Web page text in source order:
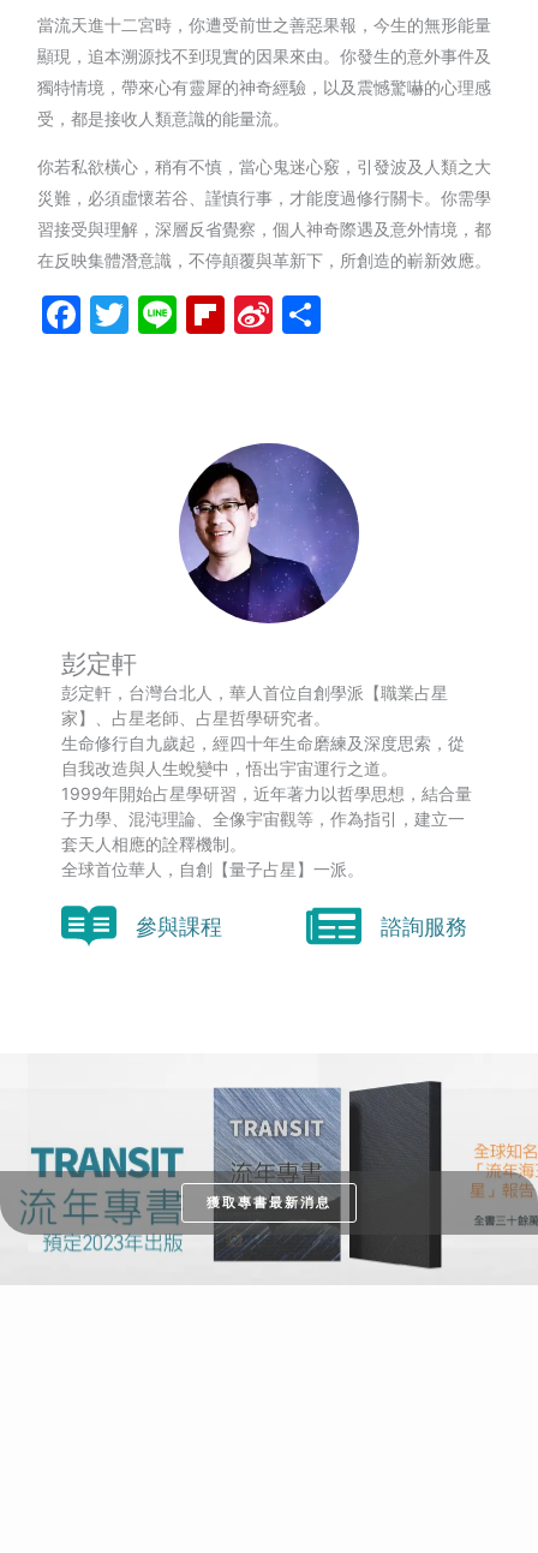
當流天進十二宮時，你遭受前世之善惡果報，今生的無形能量
顯現，追本溯源找不到現實的因果來由。你發生的意外事件及
獨特情境，帶來心有靈犀的神奇經驗，以及震憾驚嚇的心理感
受，都是接收人類意識的能量流。
你若私欲橫心，稍有不慎，當心鬼迷心竅，引發波及人類之大
災難，必須虛懷若谷、謹慎行事，才能度過修行關卡。你需學
習接受與理解，深層反省覺察，個人神奇際遇及意外情境，都
在反映集體潛意識，不停顛覆與革新下，所創造的嶄新效應。
Facebook
Twitter
LineFlipboard
Sina
彭定軒
彭定軒，台灣台北人，華人首位自創學派【職業占星
家】、占星老師、占星哲學研究者。
生命修行自九歲起，經四十年生命磨練及深度思索，從
自我改造與人生蛻變中，悟出宇宙運行之道。
1999年開始占星學研習，近年著力以哲學思想，結合量
子力學、混沌理論、全像宇宙觀等，作為指引，建立一
套天人相應的詮釋機制。
全球首位華人，自創【量子占星】一派。
參與課程 諮詢服務
獲取專書最新消息